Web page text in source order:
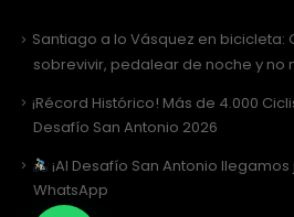
Santiago a lo Vásquez en bicicleta:
sobrevivir, pedalear de noche y no
¡Récord Histórico! Más de 4.000
Desafío San Antonio 2026
¡Al Desafío San Antonio
WhatsApp